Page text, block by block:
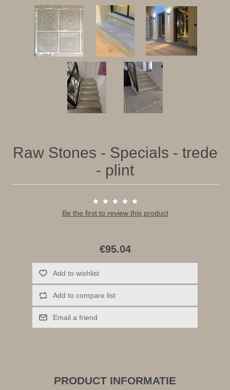
Raw Stones - Specials - trede
- plint
Be the first to review this product
€95.04
Add to wishlist
Add to compare list
Email a friend
PRODUCT INFORMATIE